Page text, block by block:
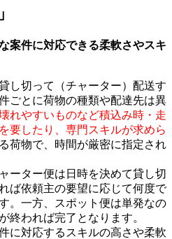
案件に対応できる柔軟さやスキ
し切って（チャーター）配送す
ごとに荷物の種類や配達先は異
れやすいものなど積込み時・走
要したり、専門スキルが求めら
荷物で、時間が厳密に指定され
ーター便は日時を決めて貸し切
ば依頼主の要望に応じて何度で
。一方、スポット便は単発なの
終われば完了となります。
に対応するスキルの高さや柔軟